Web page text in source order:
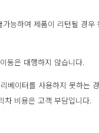
능하여 제품이 리턴될 경우
동은 대행하지 않습니다.
베이터를 사용하지 못하는
차 비용은 고객 부담입니다.